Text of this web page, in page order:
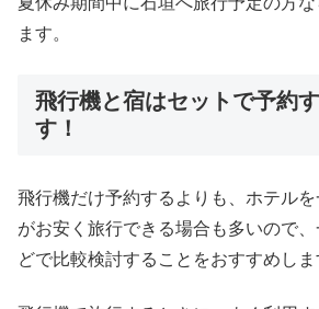
ます。
飛行機と宿はセットで予約
す！
飛行機だけ予約するよりも、ホテル
がお安く旅行できる場合も多いので
どで比較検討することをおすすめしま